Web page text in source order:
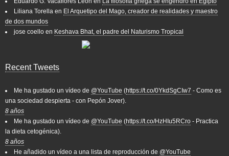
Liliana Torella en El Arquetipo del Mago, creador de realidades y maestro
de dos mundos
jose coello en Keshava Bhat, el padre del Naturismo Tropical
Recent Tweets
Me ha gustado un vídeo de @YouTube (https://t.co/0YkdSgCIw7 - Como es
una sociedad despierta - con Pepón Jover).
8 años
Me ha gustado un vídeo de @YouTube (https://t.co/HzHIu5RCro - Practica
la dieta cetogénica).
8 años
He añadido un vídeo a una lista de reproducción de @YouTube